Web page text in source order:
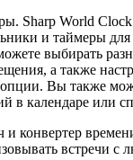
Sharp World Clock
и таймеры
выбирать
а также
Вы также
в календаре или
конвертер
встречи с